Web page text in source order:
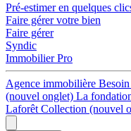
Pré-estimer en quelques
Faire gérer votre bien
Faire gérer
Syndic
Immobilier Pro
Agence immobilière
(nouvel onglet) La
Laforêt Collection (nouvel